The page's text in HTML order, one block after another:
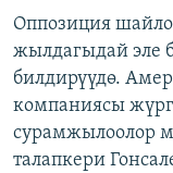
Оппозиция
жылдагыдай эле
билдирүүдө.
компаниясы
сурамжылоолор
талапкери